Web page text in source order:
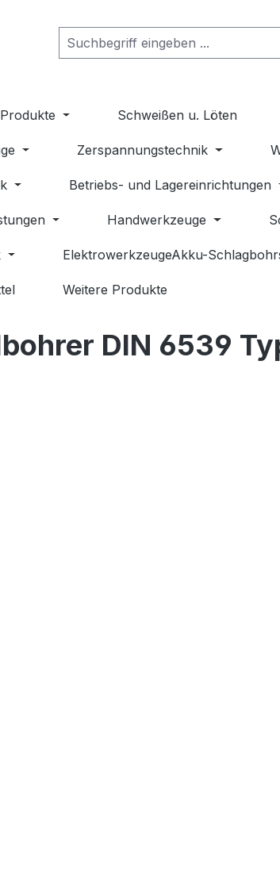
Schweißen u. Löten
Zerspannungstechnik
Betriebs- und Lagereinrichtungen
Handwerkzeuge
ElektrowerkzeugeAkku-
Weitere Produkte
DIN 6539